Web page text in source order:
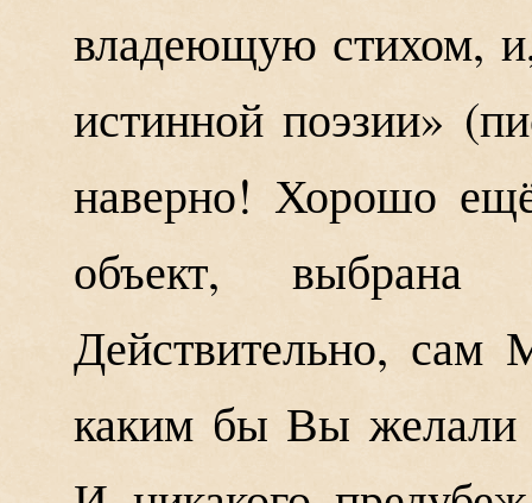
владеющую стихом,
истинной поэзии»
наверно! Хорошо
объект,
Действительно, сам
каким бы Вы желали